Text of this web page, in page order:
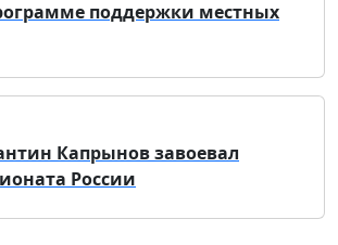
поддержки местных
Капрынов завоевал
России